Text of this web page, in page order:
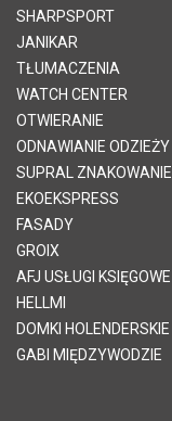
SHARPSPORT
JANIKAR
TŁUMACZENIA
WATCH CENTER
OTWIERANIE
ODNAWIANIE ODZIEŻY
SUPRAL ZNAKOWANIE
EKOEKSPRESS
FASADY
GROIX
AFJ USŁUGI KSIĘGOWE
HELLMI
DOMKI HOLENDERSKIE
GABI MIĘDZYWODZIE